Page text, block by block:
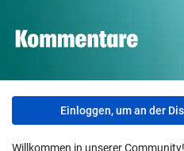
Einloggen, um an der
Willkommen in unserer